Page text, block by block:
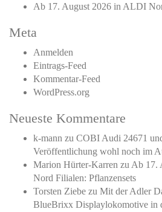
Ab 17. August 2026 in ALDI
Meta
Anmelden
Eintrags-Feed
Kommentar-Feed
WordPress.org
Neueste Kommentare
k-mann zu COBI Audi 24671
Veröffentlichung wohl noch im
Marion Hürter-Karren zu Ab 17.
Nord Filialen: Pflanzensets
Torsten Ziebe zu Mit der Adler
BlueBrixx Displaylokomotive in